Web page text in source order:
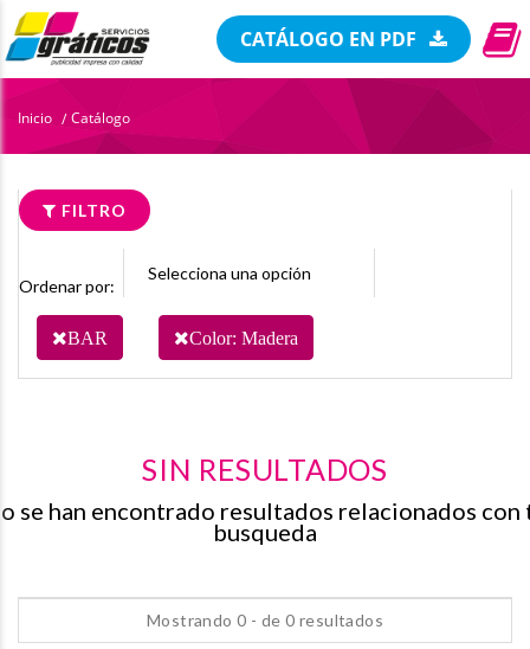
CATÁLOGO EN PDF
Inicio / Catálogo
FILTRO
Ordenar por:
BAR Color: Madera
SIN RESULTADOS
se han encontrado resultados relacionados con
busqueda
Mostrando 0 - de 0 resultados